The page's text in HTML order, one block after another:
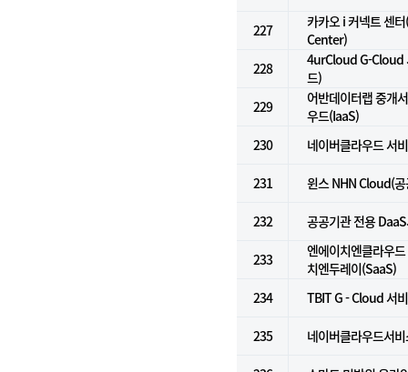
227
카카오 i 커넥트 센
Center)
228
4urCloud G-Cloud
드)
229
어반데이터랩 중개
우드(IaaS)
230
네이버클라우드 서
231 윈스 NHN Cloud(
232 공공기관 전용
233
엔에이치엔클라우
치엔두레이(SaaS)
234
TBIT G - Cloud 서
235 네이버클라우드서